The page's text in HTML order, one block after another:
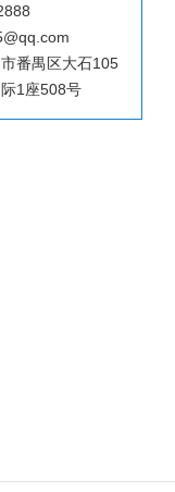
番禺区大石105
1座508号
车？粗糙、颗粒...